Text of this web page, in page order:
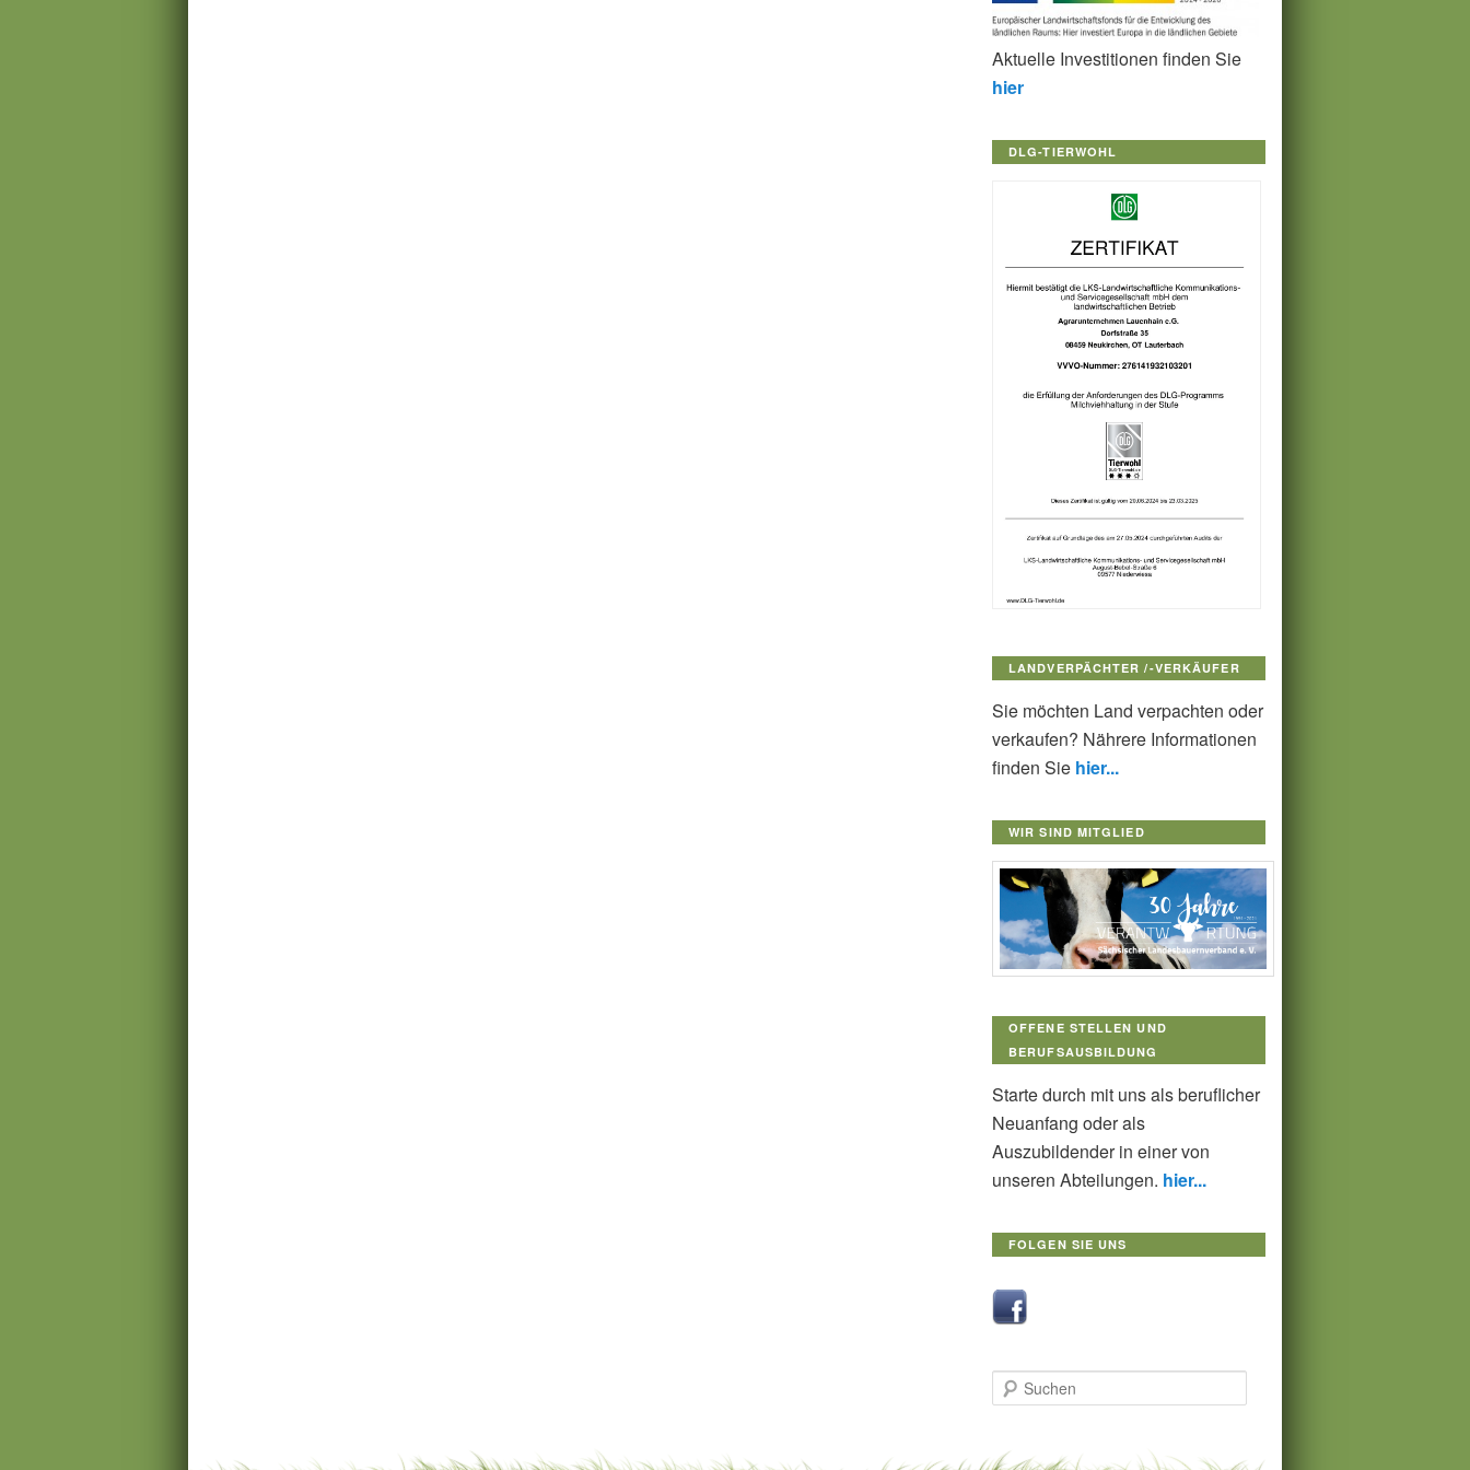
Aktuelle Investitionen finden Sie
hier
DLG-TIERWOHL
LANDVERPÄCHTER /-VERKÄUFER
Sie möchten Land verpachten oder
verkaufen? Nährere Informationen
finden Sie hier...
WIR SIND MITGLIED
OFFENE STELLEN UND
BERUFSAUSBILDUNG
Starte durch mit uns als beruflicher
Neuanfang oder als
Auszubildender in einer von
unseren Abteilungen. hier...
FOLGEN SIE UNS
Suchen